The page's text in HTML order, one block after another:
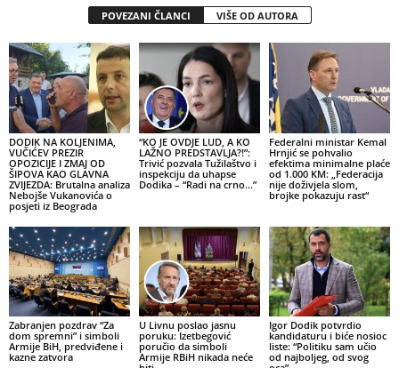
POVEZANI ČLANCI VIŠE OD AUTORA
DODIK NA KOLJENIMA,
VUČIĆEV PREZIR
OPOZICIJE I ZMAJ OD
ŠIPOVA KAO GLAVNA
ZVIJEZDA: Brutalna analiza
Nebojše Vukanovića o
posjeti iz Beograda
“KO JE OVDJE LUD, A KO
LAŽNO PREDSTAVLJA?!”:
Trivić pozvala Tužilaštvo i
inspekciju da uhapse
Dodika – “Radi na crno…”
Federalni ministar Kemal
Hrnjić se pohvalio
efektima minimalne plaće
od 1.000 KM: „Federacija
nije doživjela slom,
brojke pokazuju rast“
Zabranjen pozdrav “Za
dom spremni” i simboli
Armije BiH, predviđene i
kazne zatvora
U Livnu poslao jasnu
poruku: Izetbegović
poručio da simboli
Armije RBiH nikada neće
Igor Dodik potvrdio
kandidaturu i biće nosioc
liste: “Politiku sam učio
od najboljeg, od svog